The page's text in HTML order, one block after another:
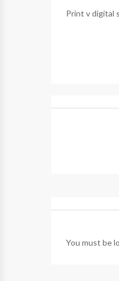
Print v digital
You must be